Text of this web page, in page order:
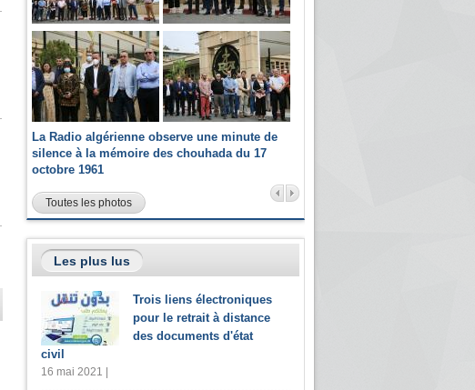
La Radio algérienne observe une minute de
silence à la mémoire des chouhada du 17
octobre 1961
Toutes les photos
Les plus lus
Trois liens électroniques
pour le retrait à distance
des documents d'état
civil
16 mai 2021 |